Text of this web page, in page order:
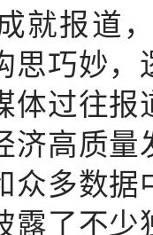
就报道
思巧妙
体过往
济高质
众多数
露了不